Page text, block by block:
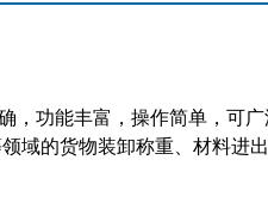
，功能丰富，操作简单，可
域的货物装卸称重、材料进